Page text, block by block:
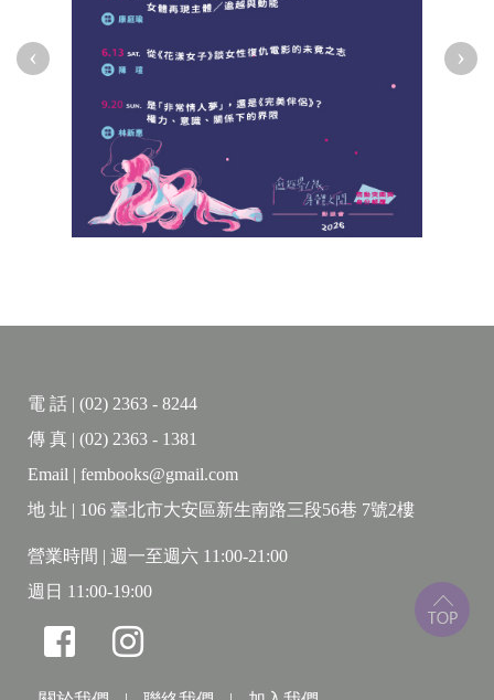
‹ ›
電 話 | (02) 2363 - 8244
傳 真 | (02) 2363 - 1381
Email | fembooks@gmail.com
地 址 | 106 臺北市大安區新生南路三段56巷 7號2樓
營業時間 | 週一至週六 11:00-21:00
週日 11:00-19:00